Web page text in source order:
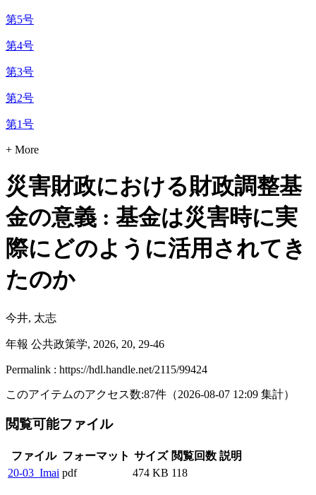
第5号
第4号
第3号
第2号
第1号
+ More
災害財政における財政調整基
金の意義 : 基金は災害時に実
際にどのように活用されてき
たのか
今井, 太志
年報 公共政策学, 2026, 20, 29-46
Permalink : https://hdl.handle.net/2115/99424
このアイテムのアクセス数:87件 （2026-08-07 12:09 集計）
閲覧可能ファイル
ファイル フォーマット サイズ 閲覧回数 説明
20-03_Imai pdf 474 KB 118